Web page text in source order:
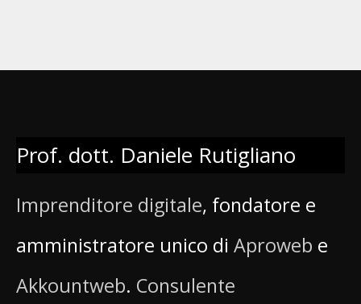
Prof. dott. Daniele Rutigliano
Imprenditore digitale, fondatore e
amministratore unico di Aproweb e
Akkountweb. Consulente